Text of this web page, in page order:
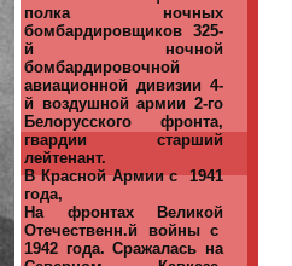
полка ночных
бомбардировщиков 325-
й ночной
бомбардировочной
авиационной дивизии 4-
й воздушной армии 2-го
Белорусского фронта,
гвардии старший
лейтенант.
В Красной Армии с 1941
года,
На фронтах Великой
Отечественн.й войны с
1942 года. Сражалась на